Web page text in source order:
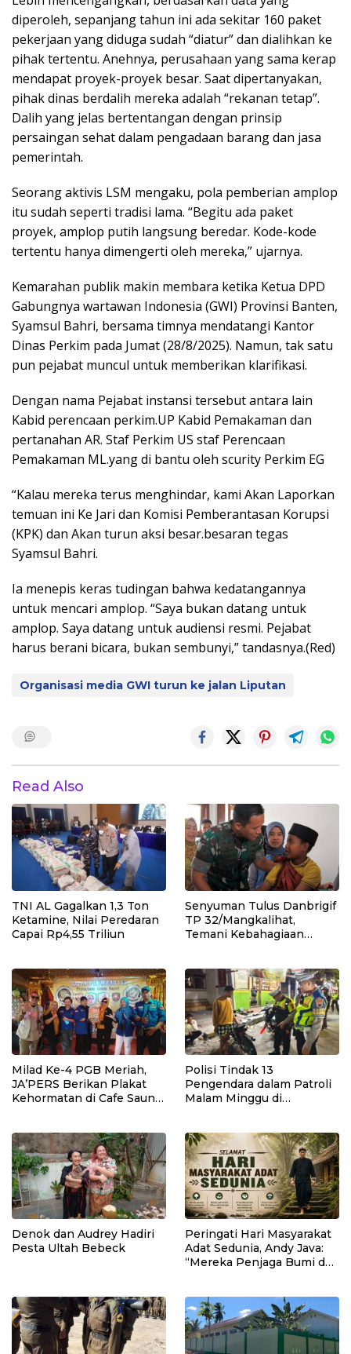
diperoleh, sepanjang tahun ini ada sekitar 160 paket
pekerjaan yang diduga sudah “diatur” dan dialihkan ke
pihak tertentu. Anehnya, perusahaan yang sama kerap
mendapat proyek-proyek besar. Saat dipertanyakan,
pihak dinas berdalih mereka adalah “rekanan tetap”.
Dalih yang jelas bertentangan dengan prinsip
persaingan sehat dalam pengadaan barang dan jasa
pemerintah.
Seorang aktivis LSM mengaku, pola pemberian amplop
itu sudah seperti tradisi lama. “Begitu ada paket
proyek, amplop putih langsung beredar. Kode-kode
tertentu hanya dimengerti oleh mereka,” ujarnya.
Kemarahan publik makin membara ketika Ketua DPD
Gabungnya wartawan Indonesia (GWI) Provinsi Banten,
Syamsul Bahri, bersama timnya mendatangi Kantor
Dinas Perkim pada Jumat (28/8/2025). Namun, tak satu
pun pejabat muncul untuk memberikan klarifikasi.
Dengan nama Pejabat instansi tersebut antara lain
Kabid perencaan perkim.UP Kabid Pemakaman dan
pertanahan AR. Staf Perkim US staf Perencaan
Pemakaman ML.yang di bantu oleh scurity Perkim EG
“Kalau mereka terus menghindar, kami Akan Laporkan
temuan ini Ke Jari dan Komisi Pemberantasan Korupsi
(KPK) dan Akan turun aksi besar.besaran tegas
Syamsul Bahri.
Ia menepis keras tudingan bahwa kedatangannya
untuk mencari amplop. “Saya bukan datang untuk
amplop. Saya datang untuk audiensi resmi. Pejabat
harus berani bicara, bukan sembunyi,” tandasnya.(Red)
Organisasi media GWI turun ke jalan Liputan
Read Also
TNI AL Gagalkan 1,3 Ton
Ketamine, Nilai Peredaran
Capai Rp4,55 Triliun
Senyuman Tulus Danbrigif
TP 32/Mangkalihat,
Temani Kebahagiaan
Milad Ke-4 PGB Meriah,
JA’PERS Berikan Plakat
Kehormatan di Cafe Saung
Polisi Tindak 13
Pengendara dalam Patroli
Malam Minggu di
Denok dan Audrey Hadiri
Pesta Ultah Bebeck
Peringati Hari Masyarakat
Adat Sedunia, Andy Java:
“Mereka Penjaga Bumi dan